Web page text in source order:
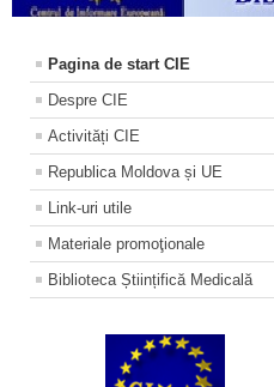
Pagina de start CIE
Despre CIE
Activități CIE
Republica Moldova și UE
Link-uri utile
Materiale promoţionale
Biblioteca Științifică Medicală